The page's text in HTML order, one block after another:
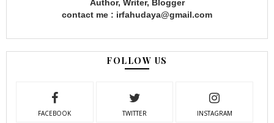
Author, Writer, Blogger
contact me : irfahudaya@gmail.com
FOLLOW US
FACEBOOK TWITTER INSTAGRAM